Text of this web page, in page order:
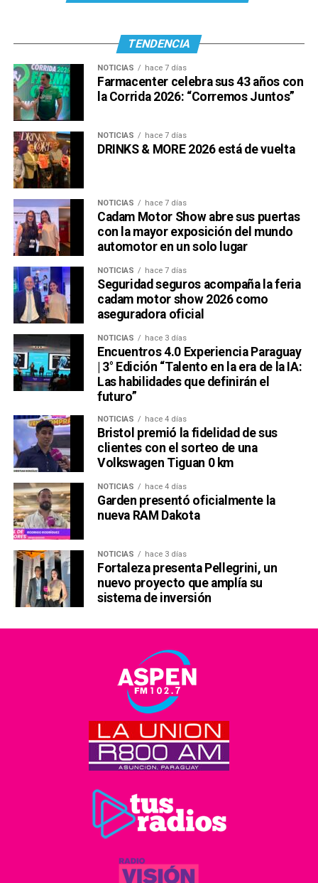
TENDENCIA
NOTICIAS hace 7 días
Farmacenter celebra sus 43 años con
la Corrida 2026: “Corremos Juntos”
NOTICIAS hace 7 días
DRINKS & MORE 2026 está de vuelta
NOTICIAS hace 7 días
Cadam Motor Show abre sus puertas
con la mayor exposición del mundo
automotor en un solo lugar
NOTICIAS hace 7 días
Seguridad seguros acompaña la feria
cadam motor show 2026 como
aseguradora oficial
NOTICIAS hace 3 días
Encuentros 4.0 Experiencia Paraguay
| 3° Edición “Talento en la era de la IA:
Las habilidades que definirán el
futuro”
NOTICIAS hace 4 días
Bristol premió la fidelidad de sus
clientes con el sorteo de una
Volkswagen Tiguan 0 km
NOTICIAS hace 4 días
Garden presentó oficialmente la
nueva RAM Dakota
NOTICIAS hace 3 días
Fortaleza presenta Pellegrini, un
nuevo proyecto que amplía su
sistema de inversión